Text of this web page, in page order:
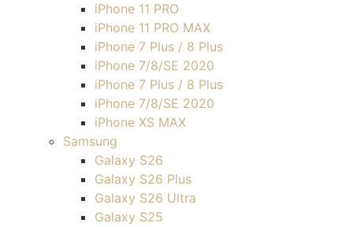
iPhone 11 PRO
iPhone 11 PRO MAX
iPhone 7 Plus / 8 Plus
iPhone 7/8/SE 2020
iPhone 7 Plus / 8 Plus
iPhone 7/8/SE 2020
iPhone XS MAX
Samsung
Galaxy S26
Galaxy S26 Plus
Galaxy S26 Ultra
Galaxy S25